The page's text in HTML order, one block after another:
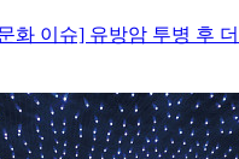
화 이슈] 유방암 투병 후